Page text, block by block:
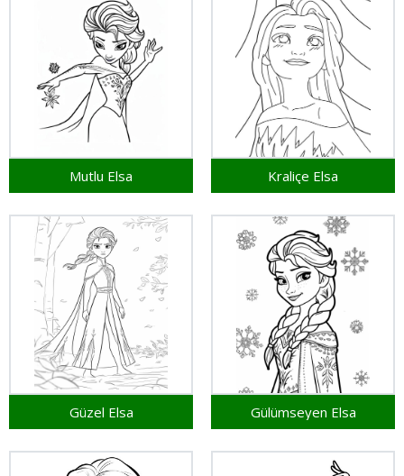
Mutlu Elsa Kraliçe Elsa
Güzel Elsa Gülümseyen Elsa